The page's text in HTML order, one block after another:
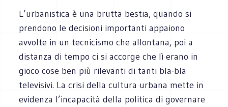
L’urbanistica è una brutta bestia, quando si
prendono le decisioni importanti appaiono
avvolte in un tecnicismo che allontana, poi a
distanza di tempo ci si accorge che lì erano in
gioco cose ben più rilevanti di tanti bla-bla
televisivi. La crisi della cultura urbana mette in
evidenza l’incapacità della politica di governare